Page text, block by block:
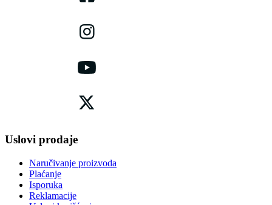
Uslovi prodaje
Naručivanje proizvoda
Plaćanje
Isporuka
Reklamacije